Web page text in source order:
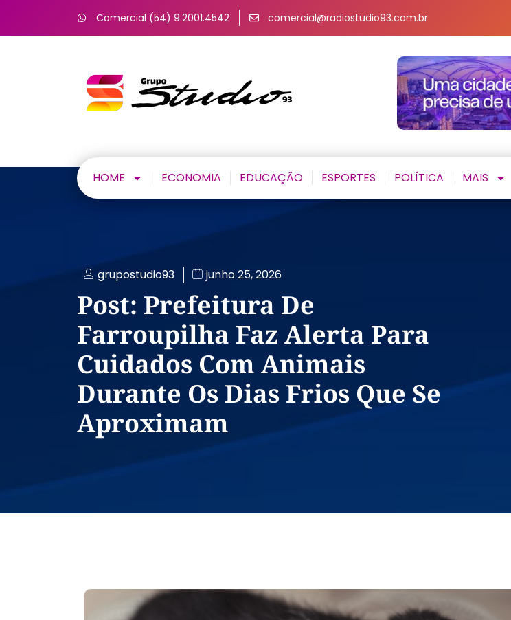
Comercial (54) 9.2001.4542 comercial@radiostudio93.com.br
HOME ECONOMIA EDUCAÇÃO ESPORTES POLÍTICA MAIS
grupostudio93 junho 25, 2026
Post: Prefeitura De
Farroupilha Faz Alerta Para
Cuidados Com Animais
Durante Os Dias Frios Que Se
Aproximam